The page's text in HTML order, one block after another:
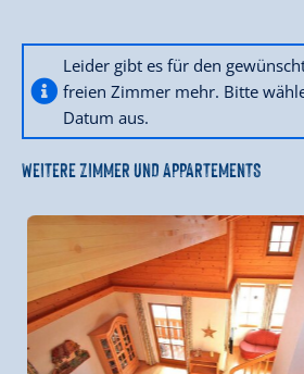
Leider gibt es für den
freien Zimmer mehr. Bitte
Datum aus.
WEITERE ZIMMER UND APPARTEMENTS